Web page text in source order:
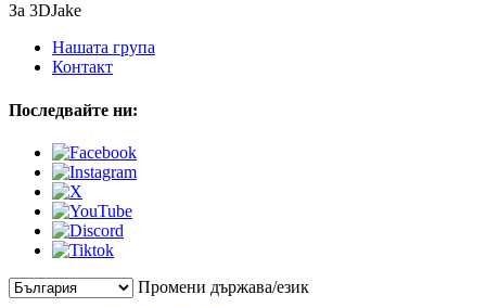
За 3DJake
Нашата група
Контакт
Последвайте ни:
Промени държава/език